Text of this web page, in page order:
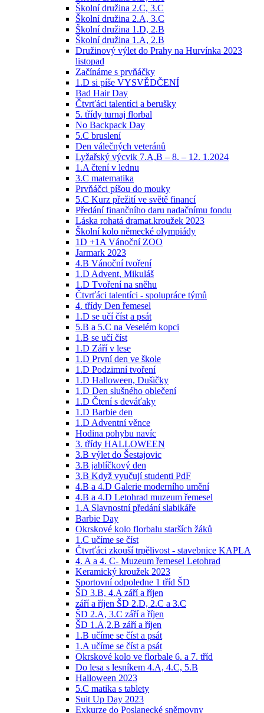
Školní družina 2.C, 3.C
Školní družina 2.A, 3.C
Školní družina 1.D, 2.B
Školní družina 1.A, 2.B
Družinový výlet do Prahy na Hurvínka 2023
listopad
Začínáme s prvňáčky
1.D si píše VYSVĚDČENÍ
Bad Hair Day
Čtvrťáci talentíci a berušky
5. třídy turnaj florbal
No Backpack Day
5.C bruslení
Den válečných veteránů
Lyžařský výcvik 7.A,B – 8. – 12. 1.2024
1.A čtení v lednu
3.C matematika
Prvňáčci píšou do mouky
5.C Kurz přežití ve světě financí
Předání finančního daru nadačnímu fondu
Láska rohatá dramat.kroužek 2023
Školní kolo německé olympiády
1D +1A Vánoční ZOO
Jarmark 2023
4.B Vánoční tvoření
1.D Advent, Mikuláš
1.D Tvoření na sněhu
Čtvrťáci talentíci - spolupráce týmů
4. třídy Den řemesel
1.D se učí číst a psát
5.B a 5.C na Veselém kopci
1.B se učí číst
1.D Září v lese
1.D První den ve škole
1.D Podzimní tvoření
1.D Halloween, Dušičky
1.D Den slušného oblečení
1.D Čtení s deváťaky
1.D Barbie den
1.D Adventní věnce
Hodina pohybu navíc
3. třídy HALLOWEEN
3.B výlet do Šestajovic
3.B jablíčkový den
3.B Když vyučují studenti PdF
4.B a 4.D Galerie moderního umění
4.B a 4.D Letohrad muzeum řemesel
1.A Slavnostní předání slabikáře
Barbie Day
Okrskové kolo florbalu starších žáků
1.C učíme se číst
Čtvrťáci zkouší trpělivost - stavebnice KAPLA
4. A a 4. C- Muzeum řemesel Letohrad
Keramický kroužek 2023
Sportovní odpoledne 1 tříd ŠD
ŠD 3.B, 4.A září a říjen
září a říjen ŠD 2.D, 2.C a 3.C
ŠD 2.A, 3.C září a říjen
ŠD 1.A,2.B září a říjen
1.B učíme se číst a psát
1.A učíme se číst a psát
Okrskové kolo ve florbale 6. a 7. tříd
Do lesa s lesníkem 4.A, 4.C, 5.B
Halloween 2023
5.C matika s tablety
Suit Up Day 2023
Exkurze do Poslanecké sněmovny